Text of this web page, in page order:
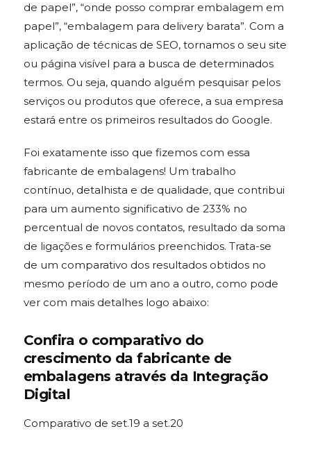
de papel”, “onde posso comprar embalagem em
papel”, “embalagem para delivery barata”. Com a
aplicação de técnicas de SEO, tornamos o seu site
ou página visível para a busca de determinados
termos. Ou seja, quando alguém pesquisar pelos
serviços ou produtos que oferece, a sua empresa
estará entre os primeiros resultados do Google.
Foi exatamente isso que fizemos com essa
fabricante de embalagens! Um trabalho
contínuo, detalhista e de qualidade, que contribui
para um aumento significativo de 233% no
percentual de novos contatos, resultado da soma
de ligações e formulários preenchidos. Trata-se
de um comparativo dos resultados obtidos no
mesmo período de um ano a outro, como pode
ver com mais detalhes logo abaixo:
Confira o comparativo do
crescimento da fabricante de
embalagens através da Integração
Digital
Comparativo de set.19 a set.20